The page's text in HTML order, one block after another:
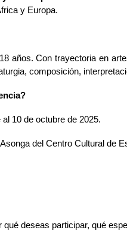
y Europa.
años. Con trayectoria en
composición,
10 de octubre de 2025.
del Centro Cultural de
deseas participar, qué